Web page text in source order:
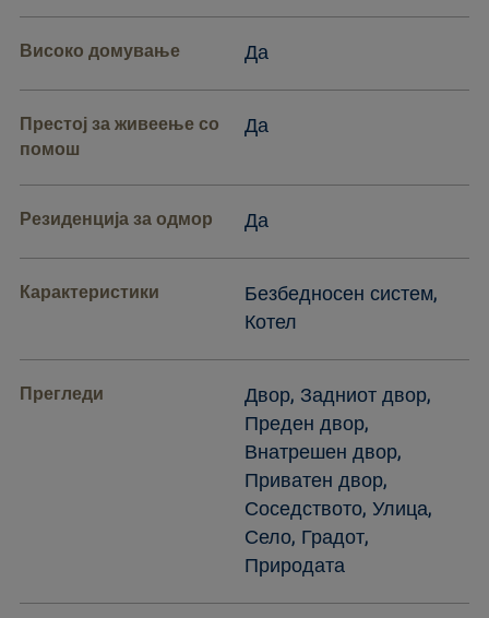
Високо домување Да
Престој за живеење со
помош
Да
Резиденција за одмор Да
Карактеристики
Безбедносен систем,
Котел
Прегледи
Двор, Задниот двор,
Преден двор,
Внатрешен двор,
Приватен двор,
Соседството, Улица,
Село, Градот,
Природата